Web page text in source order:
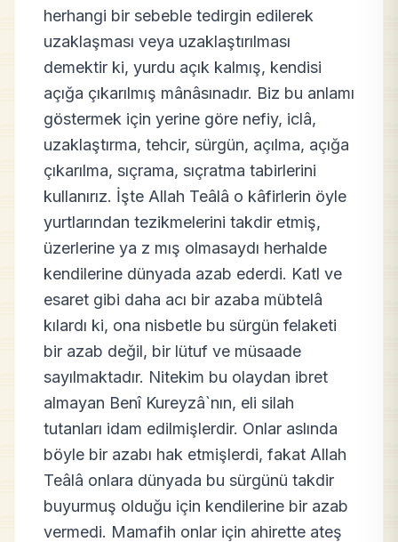
herhangi bir sebeble tedirgin edilerek
uzaklaşması veya uzaklaştırılması
demektir ki, yurdu açık kalmış, kendisi
açığa çıkarılmış mânâsınadır. Biz bu anlamı
göstermek için yerine göre nefiy, iclâ,
uzaklaştırma, tehcir, sürgün, açılma, açığa
çıkarılma, sıçrama, sıçratma tabirlerini
kullanırız. İşte Allah Teâlâ o kâfirlerin öyle
yurtlarından tezikmelerini takdir etmiş,
üzerlerine ya z mış olmasaydı herhalde
kendilerine dünyada azab ederdi. Katl ve
esaret gibi daha acı bir azaba mübtelâ
kılardı ki, ona nisbetle bu sürgün felaketi
bir azab değil, bir lütuf ve müsaade
sayılmaktadır. Nitekim bu olaydan ibret
almayan Benî Kureyzâ`nın, eli silah
tutanları idam edilmişlerdir. Onlar aslında
böyle bir azabı hak etmişlerdi, fakat Allah
Teâlâ onlara dünyada bu sürgünü takdir
buyurmuş olduğu için kendilerine bir azab
vermedi. Mamafih onlar için ahirette ateş